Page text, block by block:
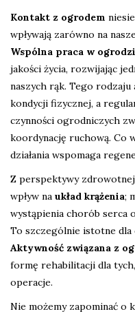
Kontakt z ogrodem
wpływają zarówno na
Wspólna praca w
jakości życia, rozwijając
naszych rąk. Tego
kondycji fizycznej, a
czynności ogrodniczych
koordynację ruchową. Co
działania wspomaga
Z perspektywy
wpływ na układ krążenia;
wystąpienia chorób serca
To szczególnie istotne dla
Aktywność związana z
formę rehabilitacji dla
operacje.
Nie możemy zapominać o